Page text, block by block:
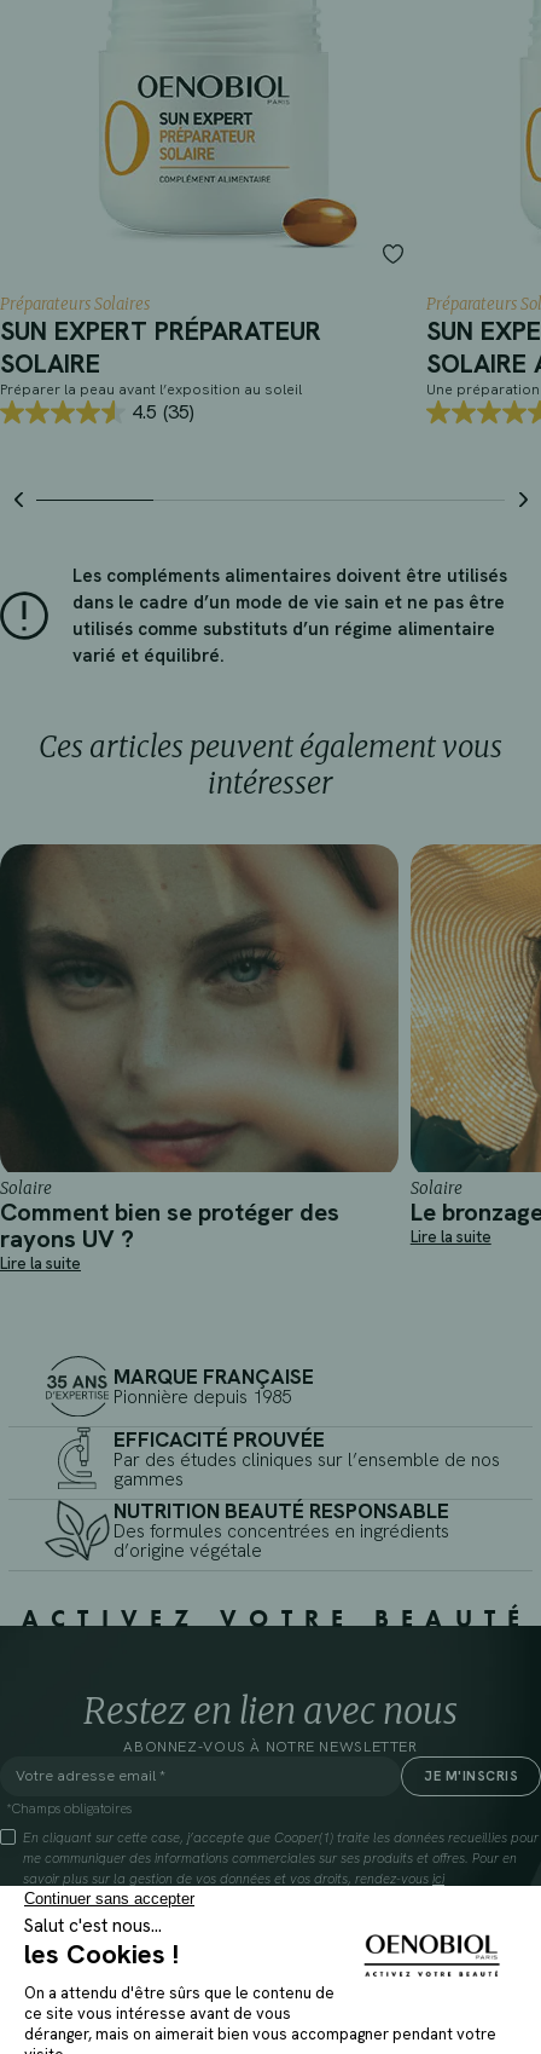
Préparateurs Solaires
SUN EXPERT PRÉPARATEUR
SOLAIRE
Préparer la peau avant l’exposition au soleil
4.5 (35)
4.5
étoiles.
Préparateurs
SUN
SOLAIRE
Une
5.0
Les compléments alimentaires doivent être utilisés
dans le cadre d’un mode de vie sain et ne pas être
utilisés comme substituts d’un régime alimentaire
varié et équilibré.
Ces articles peuvent également vous
intéresser
Solaire
Comment bien se protéger des
rayons UV ?
Lire la suite
Solaire
Le
Lire la suite
MARQUE FRANÇAISE
Pionnière depuis 1985
EFFICACITÉ PROUVÉE
Par des études cliniques sur l’ensemble de nos
gammes
NUTRITION BEAUTÉ RESPONSABLE
Des formules concentrées en ingrédients
d’origine végétale
ACTIVEZ VOTRE BEAUTÉ
Restez en lien avec nous
ABONNEZ-VOUS À NOTRE NEWSLETTER
*Champs obligatoires
En cliquant sur cette case, j’accepte que Cooper(1) traite les données recueillies pour
me communiquer des informations commerciales sur ses produits et offres. Pour en
savoir plus sur la gestion de vos données et vos droits, rendez-vous ici
(1) Coopération pharmaceutique Française, RCS Melun 399 227 636
INSTAGRAM
FACEBOOK
TIKTOK
YOUTUBE
GLOSSAIRE
NOUS CONTACTER
OÙ TROUVER NOS PRODUITS